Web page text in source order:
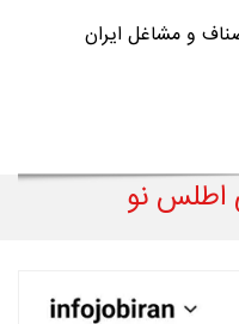
و مشاغل ایران
اطلس نو